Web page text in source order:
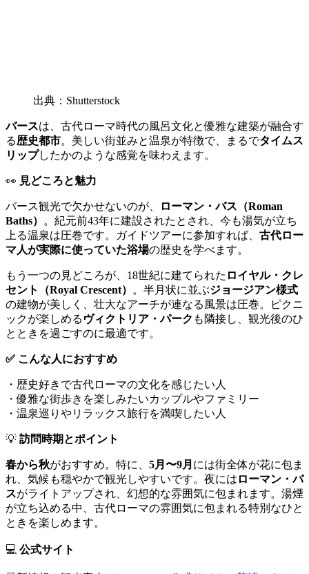
出典：Shutterstock
バースは、古代ローマ時代の風呂文化と優雅な建築が融合す
る歴史都市。美しい街並みと温泉が特徴で、まるでタイムス
リップしたかのような感覚を味わえます。
👀 見どころと魅力
バース観光で欠かせないのが、
ローマン・バス（Roman
Baths）
。紀元前43年に建設されたとされ、今も湯気が立ち
上る温泉は圧巻です。ガイドツアーに参加すれば、 古代ロー
マ人が実際に使っていた浴場の歴史を学べます。
もう一つの見どころが、18世紀に建てられた ロイヤル・クレ
セント（Royal Crescent）
。半月状に並ぶジョージアン様式
の建物が美しく、壮大なアーチが連なる風景は圧巻。ピクニ
ックが楽しめる ヴィクトリア・パーク も隣接し、観光後のひ
とときを過ごすのに最適です。
✅ こんな人におすすめ
・歴史好きで古代ローマの文化を感じたい人
・優雅な街歩きを楽しみたいカップルやファミリー
・温泉巡りやリラックス旅行を満喫したい人
💡 訪問時期とポイント
春から秋がおすすめ。特に、 5月〜9月 には街全体が花に包ま
れ、気候も穏やかで観光しやすいです。夜には ローマン・バ
スがライトアップされ、幻想的な雰囲気に包まれます。湯煙
が立ち込める中、古代ローマの雰囲気に包まれる特別なひと
ときを楽しめます。
💻 公式サイト